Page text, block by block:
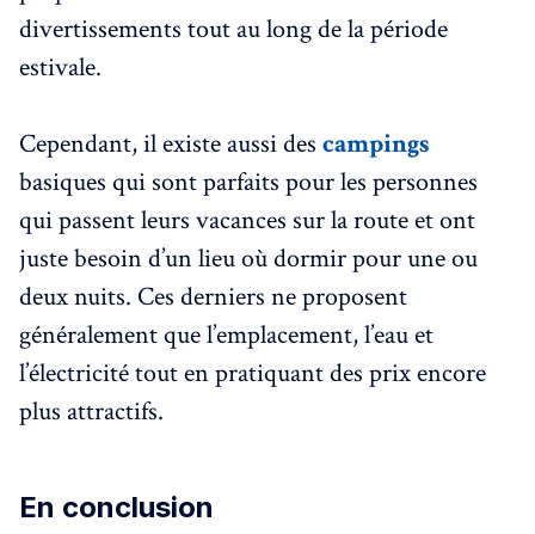
divertissements tout au long de la période
estivale.
Cependant, il existe aussi des campings
basiques qui sont parfaits pour les personnes
qui passent leurs vacances sur la route et ont
juste besoin d’un lieu où dormir pour une ou
deux nuits. Ces derniers ne proposent
généralement que l’emplacement, l’eau et
l’électricité tout en pratiquant des prix encore
plus attractifs.
En conclusion